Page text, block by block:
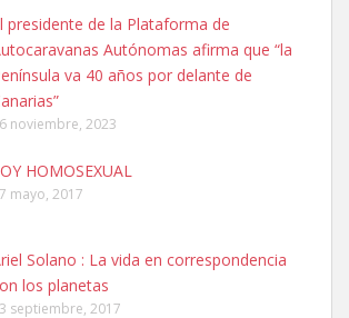
para mi perrita ya que por temas de trabajo
Solo gente r...
Canaria
4.7.2025
en zona calle San Bernardo de Las Palmas
presidente de la Plataforma de
Autónomas afirma que “la
va 40 años por delante de
noviembre, 2023
HOMOSEXUAL
mayo, 2017
Solano : La vida en correspondencia
los planetas
septiembre, 2017